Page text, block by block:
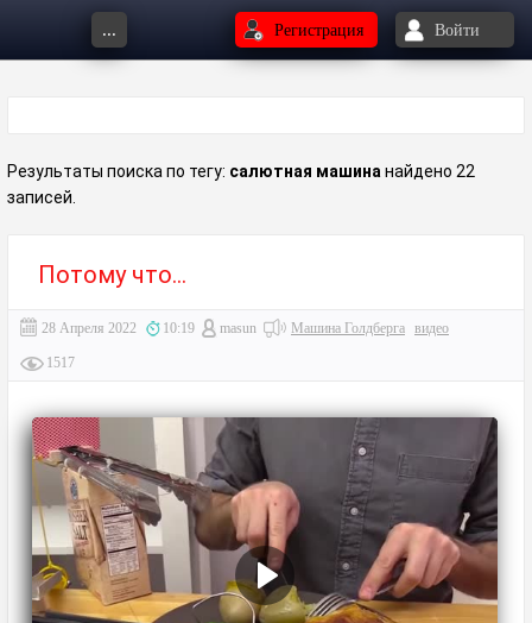
... Регистрация Войти
Результаты поиска по тегу: салютная машина найдено 22
записей.
Потому что...⁠⁠
28 Апреля 2022 10:19 masun Машина Голдберга видео
1517